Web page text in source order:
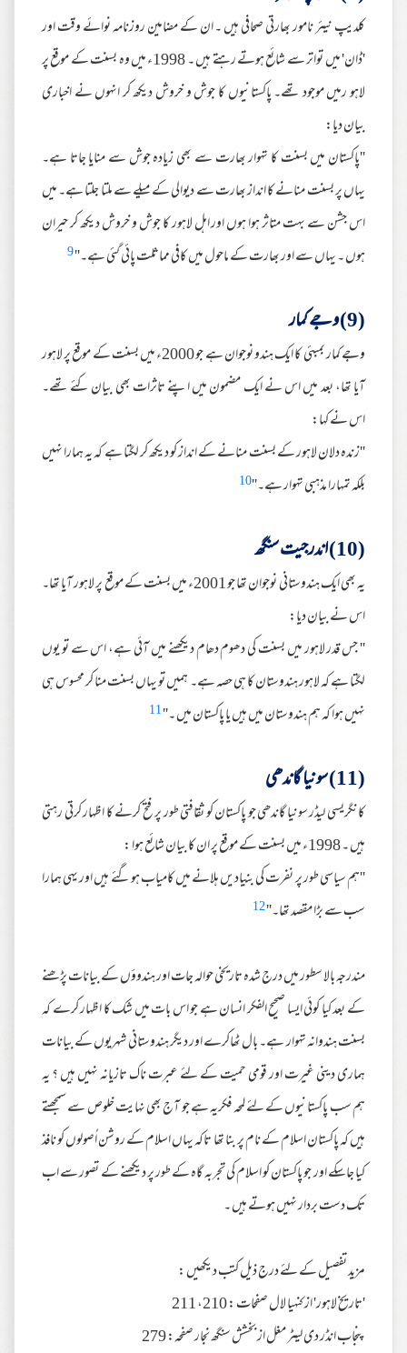
کلدیپ نیئر نامور بھارتی صحافی ہیں ۔ ان کے مضامین روزنامہ نوائے وقت اور
'ڈان' میں تواتر سے شائع ہوتے رہتے ہیں ۔ 1998ء میں وہ بسنت کے موقع پر
لاہو رمیں موجود تھے۔ پاکستانیوں کا جوش و خروش دیکھ کر انہوں نے اخباری
بیان دیا:
''پاکستان میں بسنت کا تہوار بھارت سے بھی زیادہ جوش سے منایا جاتا ہے۔
یہاں پر بسنت منانے کا انداز بھارت سے دیوالی کے میلے سے ملتا جلتا ہے۔ میں
اس جشن سے بہت متاثر ہوا ہوں اور اہل لاہور کا جوش و خروش دیکھ کر حیران
ہوں ۔ یہاں سے اور بھارت کے ماحول میں کافی مماثلت پائی گئی ہے۔''9
(9) وجے کمار
وجے کمار بمبئی کا ایک ہندو نوجوان ہے جو 2000ء میں بسنت کے موقع پر لاہور
آیا تھا، بعد میں اس نے ایک مضمون میں اپنے تاثرات بھی بیان کئے تھے۔
اس نے کہا:
''زندہ دلان لاہور کے بسنت منانے کے انداز کو دیکھ کر لگتا ہے کہ یہ ہمارا نہیں
بلکہ تمہارا مذہبی تہوار ہے۔''10
(10) اندرجیت سنگھ
یہ بھی ایک ہندوستانی نوجوان تھا جو 2001ء میں بسنت کے موقع پر لاہور آیا تھا۔
اس نے بیان دیا:
'' جس قدر لاہور میں بسنت کی دھوم دھام دیکھنے میں آئی ہے، اس سے تو یوں
لگتا ہے کہ لاہور ہندوستان کا ہی حصہ ہے۔ ہمیں تو یہاں بسنت منا کر محسوس ہی
نہیں ہوا کہ ہم ہندوستان میں ہیں یا پاکستان میں ۔''11
(11) سونیا گاندھی
کانگریسی لیڈر سونیا گاندھی جو پاکستان کو ثقافتی طور پر فتح کرنے کا اظہار کرتی رہتی
ہیں ۔ 1998ء میں بسنت کے موقع پر ان کا بیان شائع ہوا :
''ہم سیاسی طور پر نفرت کی بنیادیں ہلانے میں کامیاب ہوگئے ہیں اور یہی ہمارا
سب سے بڑا مقصد تھا۔''12
مندرجہ بالا سطور میں درج شدہ تاریخی حوالہ جات اور ہندوؤں کے بیانات پڑھنے
کے بعد کیا کوئی ایسا صحیح الفکر انسان ہے جو اس بات میں شک کا اظہار کرے کہ
بسنت ہندوانہ تہوار ہے۔ بال ٹھاکرے اور دیگر ہندوستانی شہریوں کے بیانات
ہماری دینی غیرت اور قومی حمیت کے لئے عبرت ناک تازیانہ نہیں ہیں ؟ یہ
ہم سب پاکستانیوں کے لئے لمحہ فکریہ ہے جو آج بھی نہایت خلوص سے سمجھتے
ہیں کہ پاکستان اسلام کے نام پر بنا تھا تاکہ یہاں اسلام کے روشن اُصولوں کو نافذ
کیا جاسکے اور جو پاکستان کو اسلام کی تجربہ گاہ کے طور پر دیکھنے کے تصور سے اب
تک دست بردار نہیں ہوتے ہیں ۔
مزید تفصیل کے لئے درج ذیل کتب دیکھیں :
'تاریخ لاہور' از کنہیا لال صفحات : 210، 211
پنجاب انڈر دی لیٹر مغل از بخشش سنگھ نجار صفحہ: 279